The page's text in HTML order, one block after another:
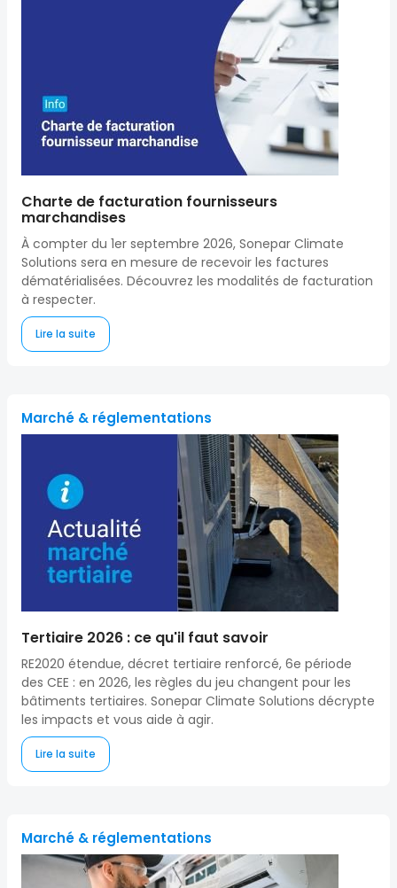
Charte de facturation fournisseurs
marchandises
À compter du 1er septembre 2026, Sonepar Climate
Solutions sera en mesure de recevoir les factures
dématérialisées. Découvrez les modalités de facturation
à respecter.
Lire la suite
Marché & réglementations
Tertiaire 2026 : ce qu'il faut savoir
RE2020 étendue, décret tertiaire renforcé, 6e période
des CEE : en 2026, les règles du jeu changent pour les
bâtiments tertiaires. Sonepar Climate Solutions décrypte
les impacts et vous aide à agir.
Lire la suite
Marché & réglementations